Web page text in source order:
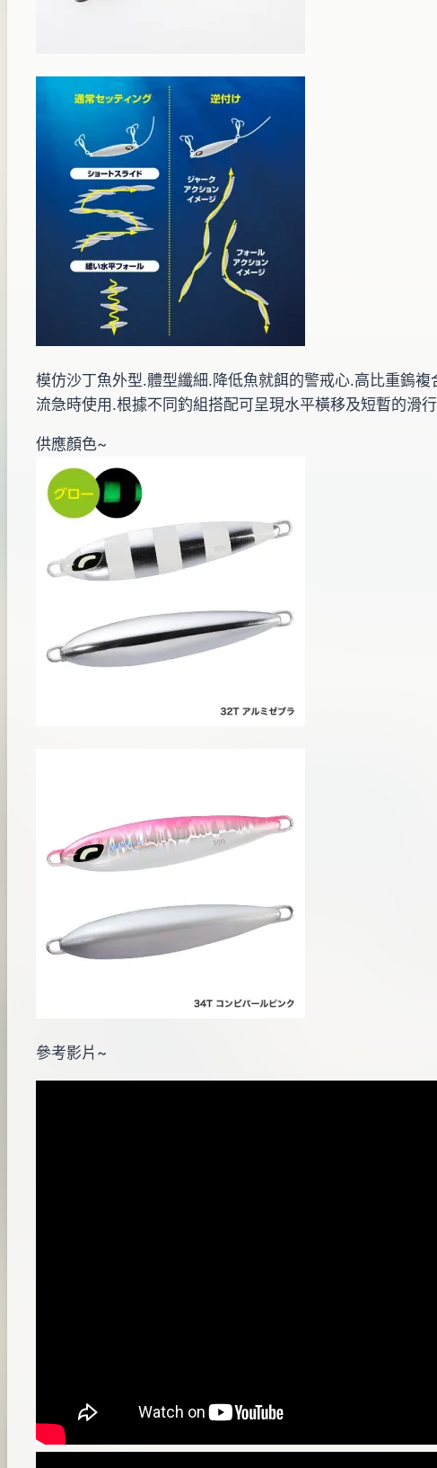
模仿沙丁魚外型.體型纖細.降低魚就餌的警戒心.高比重鎢
流急時使用.根據不同釣組搭配可呈現水平橫移及短暫的滑
供應顏色~
參考影片~